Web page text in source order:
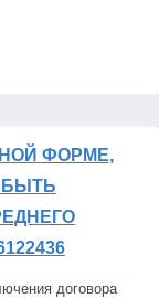
ФОРМЕ,
БЫТЬ
договора